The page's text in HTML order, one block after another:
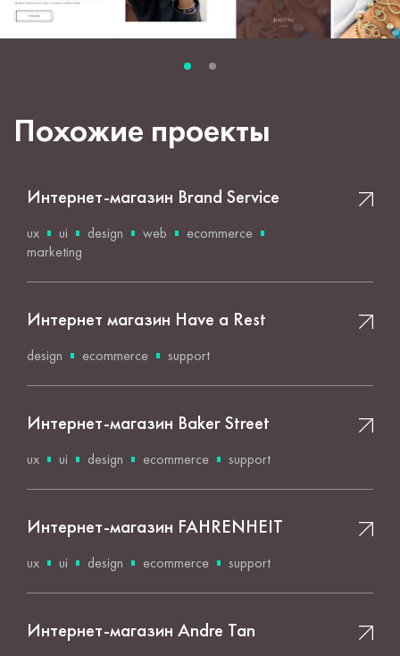
Похожие проекты
Интернет-магазин Brand Service
ux ui design web
ecommerce
marketing
Интернет магазин Have a Rest
design ecommerce support
Интернет-магазин Baker Street
ux ui design ecommerce support
Интернет-магазин FAHRENHEIT
ux ui design ecommerce support
Интернет-магазин Andre Tan